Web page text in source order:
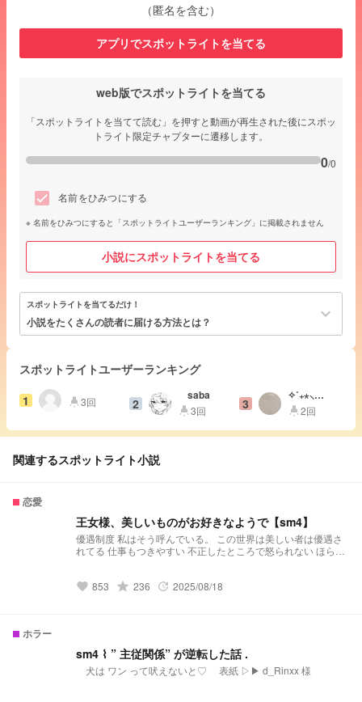
（匿名を含む）
アプリでスポットライトを当てる
web版でスポットライトを当てる
「スポットライトを当てて読む」を押すと動画が再生された後にスポッ
トライト限定チャプターに遷移します。
0/0
名前をひみつにする
名前をひみつにすると「スポットライトユーザーランキング」に掲載されません
小説にスポットライトを当てる
スポットライトを当てるだけ！
小説をたくさんの読者に届ける方法とは？ keyboard_arrow_down
スポットライトユーザーランキング
1
highlight3回 2
saba
highlight3回 3
✧˚₊⋆⸜
𝕜𝕒𝕟𝕒 ⸝⋆₊˚✧
highlight2回
関連するスポットライト小説
恋愛
王女様、美しいものがお好きなようで【sm4】
優遇制度 私はそう呼んでいる。 この世界は美しい者は優遇さ
れてる 仕事もつきやすい 不正したところで怒られない ほら、
favorite 853 grade 236 update 2025/08/18
ホラー
‪sm4 ⌇ ”‬ 主従関係‪”‬ が逆転した話 .
犬は ワン って吠えないと♡ 表紙 ▷▶ d_Rinxx 様